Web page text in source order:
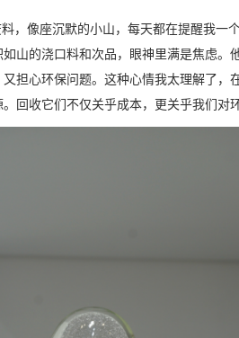
，像座沉默的小山，每天都在提醒我
山的浇口料和次品，眼神里满是焦虑
担心环保问题。这种心情我太理解了
回收它们不仅关乎成本，更关乎我们对